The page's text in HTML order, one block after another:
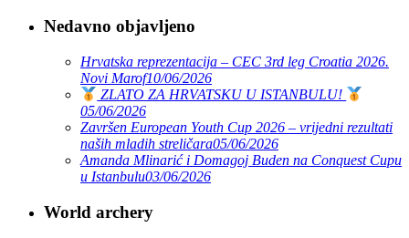
Nedavno objavljeno
Hrvatska reprezentacija – CEC 3rd leg Croatia 2026.
Novi Marof10/06/2026
ZLATO ZA HRVATSKU U ISTANBULU!
05/06/2026
Završen European Youth Cup 2026 – vrijedni rezultati
naših mladih streličara05/06/2026
Amanda Mlinarić i Domagoj Buden na Conquest Cupu
u Istanbulu03/06/2026
World archery